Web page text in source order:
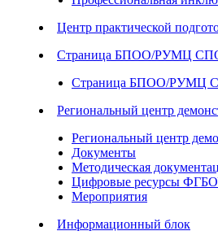
Центр практической
Страница БПОО/РУМЦ
Страница БПОО/РУМЦ
Региональный центр
Региональный центр
Документы
Методическая
Цифровые ресурсы
Мероприятия
Информационный блок